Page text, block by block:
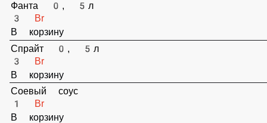
Фанта 0, 5л
3 Br
В корзину
Спрайт 0, 5л
3 Br
В корзину